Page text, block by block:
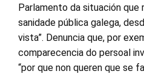
Parlamento da situación que
sanidade pública galega,
vista”. Denuncia que, por
comparecencia do persoal
“por que non queren que se